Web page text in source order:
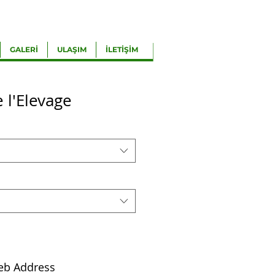
GALERİ ULAŞIM İLETİŞİM
l'Elevage
Address